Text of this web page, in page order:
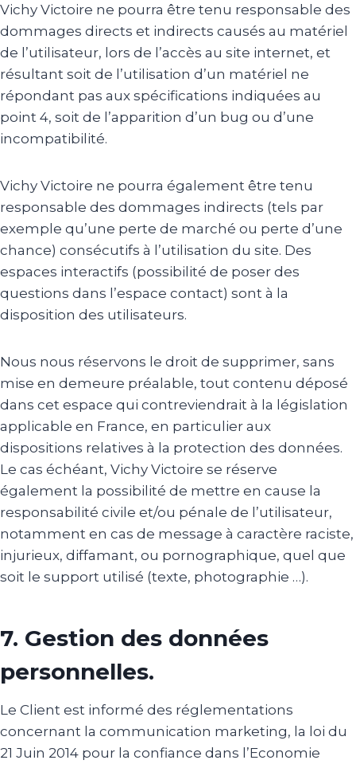
Vichy Victoire ne pourra être tenu responsable des
dommages directs et indirects causés au matériel
de l’utilisateur, lors de l’accès au site internet, et
résultant soit de l’utilisation d’un matériel ne
répondant pas aux spécifications indiquées au
point 4, soit de l’apparition d’un bug ou d’une
incompatibilité.
Vichy Victoire ne pourra également être tenu
responsable des dommages indirects (tels par
exemple qu’une perte de marché ou perte d’une
chance) consécutifs à l’utilisation du site. Des
espaces interactifs (possibilité de poser des
questions dans l’espace contact) sont à la
disposition des utilisateurs.
Nous nous réservons le droit de supprimer, sans
mise en demeure préalable, tout contenu déposé
dans cet espace qui contreviendrait à la législation
applicable en France, en particulier aux
dispositions relatives à la protection des données.
Le cas échéant, Vichy Victoire se réserve
également la possibilité de mettre en cause la
responsabilité civile et/ou pénale de l’utilisateur,
notamment en cas de message à caractère raciste,
injurieux, diffamant, ou pornographique, quel que
soit le support utilisé (texte, photographie …).
7. Gestion des données
personnelles.
Le Client est informé des réglementations
concernant la communication marketing, la loi du
21 Juin 2014 pour la confiance dans l’Economie